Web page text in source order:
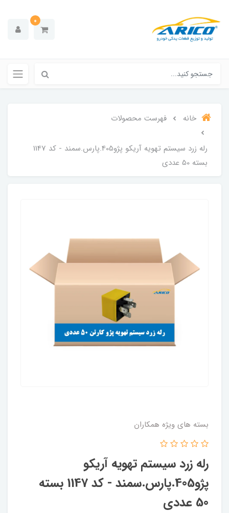
0
خانه فهرست محصولات
رله زرد سیستم تهویه آریکو پژو405.پارس.سمند - کد 1147
بسته 50 عددی
بسته های ویژه همکاران
رله زرد سیستم تهویه آریکو
پژو405.پارس.سمند - کد 1147 بسته
50 عددی